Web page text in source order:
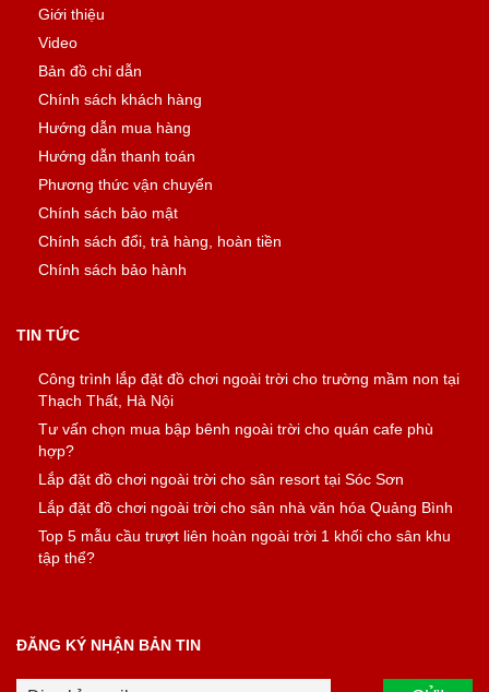
Giới thiệu
Video
Bản đồ chỉ dẫn
Chính sách khách hàng
Hướng dẫn mua hàng
Hướng dẫn thanh toán
Phương thức vận chuyển
Chính sách bảo mật
Chính sách đổi, trả hàng, hoàn tiền
Chính sách bảo hành
TIN TỨC
Công trình lắp đặt đồ chơi ngoài trời cho trường mầm non tại
Thạch Thất, Hà Nội
Tư vấn chọn mua bập bênh ngoài trời cho quán cafe phù
hợp?
Lắp đặt đồ chơi ngoài trời cho sân resort tại Sóc Sơn
Lắp đặt đồ chơi ngoài trời cho sân nhà văn hóa Quảng Bình
Top 5 mẫu cầu trượt liên hoàn ngoài trời 1 khối cho sân khu
tập thể?
ĐĂNG KÝ NHẬN BẢN TIN